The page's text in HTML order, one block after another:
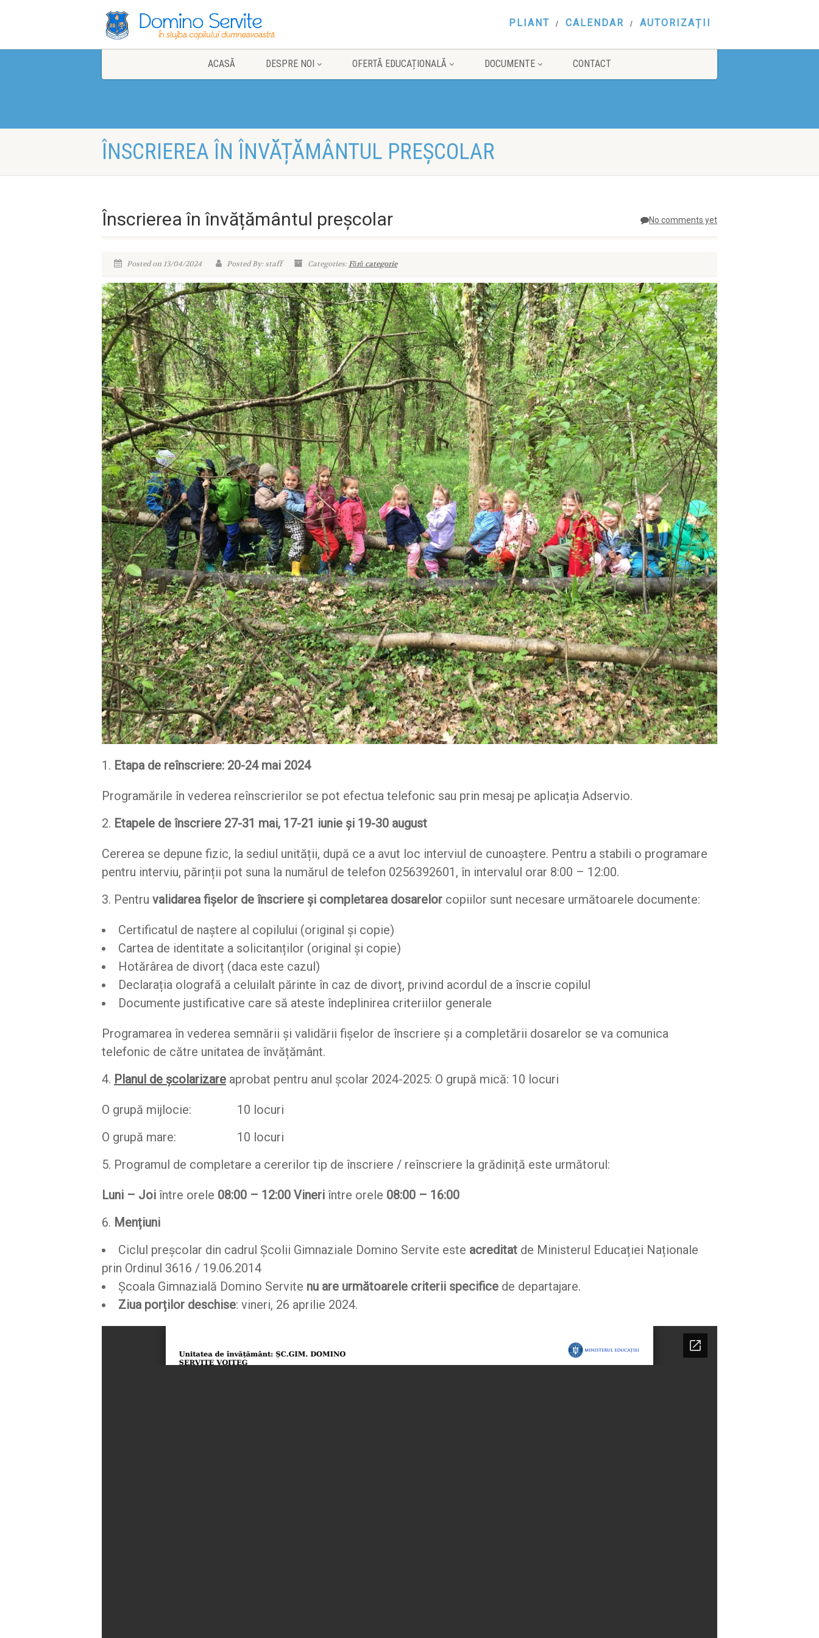
PLIANT CALENDAR AUTORIZAȚII
ACASĂ DESPRE NOI OFERTĂ EDUCAȚIONALĂ DOCUMENTE CONTACT
ÎNSCRIEREA ÎN ÎNVĂȚĂMÂNTUL PREȘCOLAR
No comments yet
Înscrierea în învățământul preșcolar
Posted on 13/04/2024 Posted By: staff Categories:Fără categorie
Etapa de reînscriere: 20-24 mai 2024
Programările în vederea reînscrierilor se pot efectua telefonic sau prin mesaj pe aplicația Adservio.
Etapele de înscriere 27-31 mai, 17-21 iunie și 19-30 august
Cererea se depune fizic, la sediul unității, după ce a avut loc interviul de cunoaștere. Pentru a stabili o programare
pentru interviu, părinții pot suna la numărul de telefon 0256392601, în intervalul orar 8:00 – 12:00.
Pentru validarea fișelor de înscriere și completarea dosarelor copiilor sunt necesare următoarele documente:
Certificatul de naștere al copilului (original și copie)
Cartea de identitate a solicitanților (original și copie)
Hotărârea de divorț (daca este cazul)
Declarația olografă a celuilalt părinte în caz de divorț, privind acordul de a înscrie copilul
Documente justificative care să ateste îndeplinirea criteriilor generale
Programarea în vederea semnării și validării fișelor de înscriere și a completării dosarelor se va comunica
telefonic de către unitatea de învățământ.
Planul de școlarizare aprobat pentru anul școlar 2024-2025: O grupă mică: 10 locuri
O grupă mijlocie: 10 locuri
O grupă mare: 10 locuri
Programul de completare a cererilor tip de înscriere / reînscriere la grădiniță este următorul:
Luni – Joi între orele 08:00 – 12:00 Vineri între orele 08:00 – 16:00
6. Mențiuni
Ciclul preșcolar din cadrul Școlii Gimnaziale Domino Servite este acreditat de Ministerul Educației Naționale
prin Ordinul 3616 / 19.06.2014
Școala Gimnazială Domino Servite nu are următoarele criterii specifice de departajare.
Ziua porților deschise: vineri, 26 aprilie 2024.